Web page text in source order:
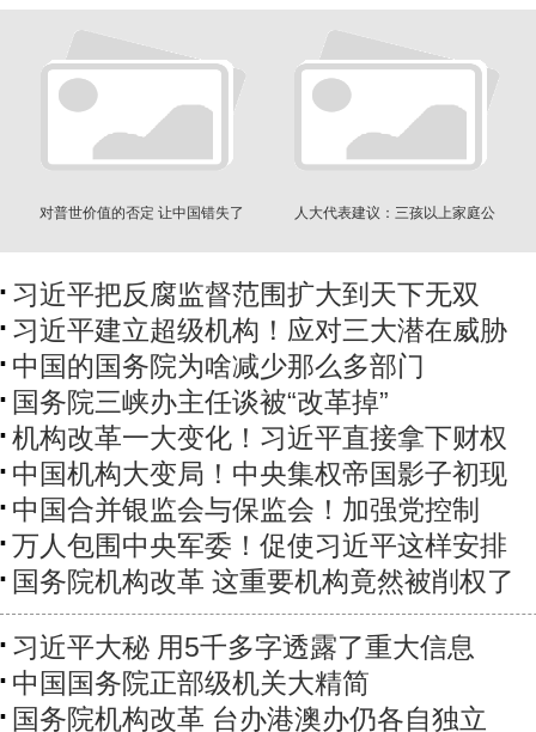
对普世价值的否定 让中国错失了
人大代表建议：三孩以上家庭公
习近平把反腐监督范围扩大到天下无双
习近平建立超级机构！应对三大潜在威胁
中国的国务院为啥减少那么多部门
国务院三峡办主任谈被“改革掉”
机构改革一大变化！习近平直接拿下财权
中国机构大变局！中央集权帝国影子初现
中国合并银监会与保监会！加强党控制
万人包围中央军委！促使习近平这样安排
国务院机构改革 这重要机构竟然被削权了
习近平大秘 用5千多字透露了重大信息
中国国务院正部级机关大精简
国务院机构改革 台办港澳办仍各自独立